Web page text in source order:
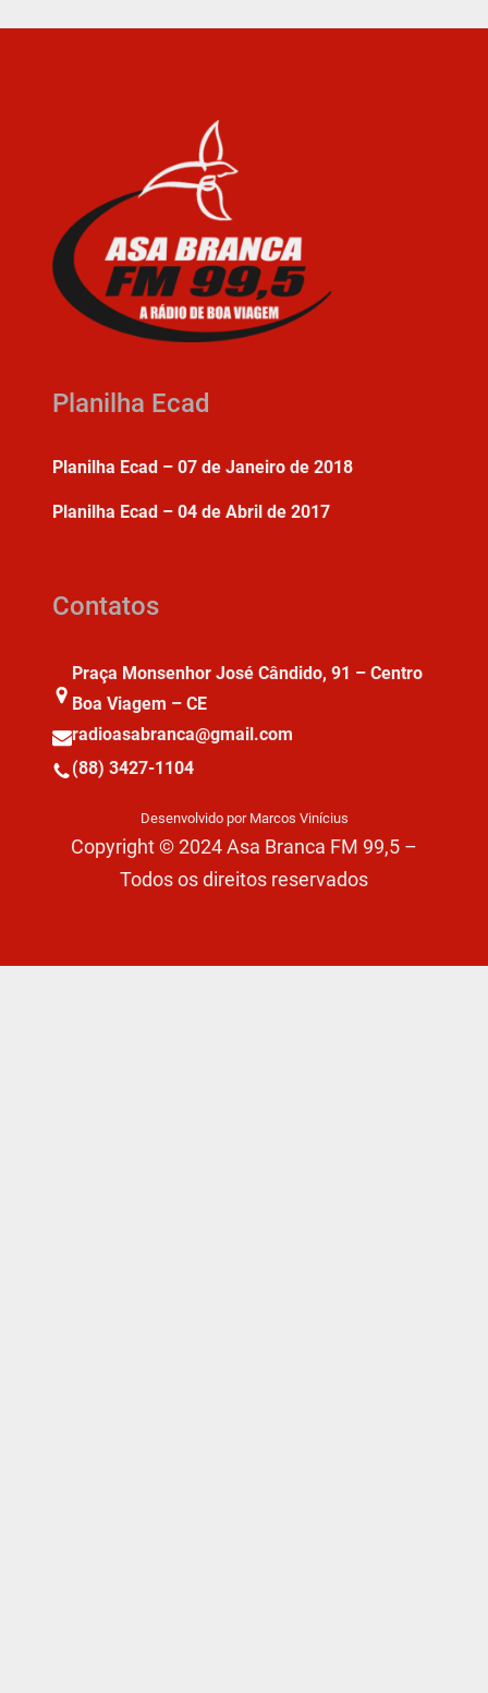
Planilha Ecad
Planilha Ecad – 07 de Janeiro de 2018
Planilha Ecad – 04 de Abril de 2017
Contatos
Praça Monsenhor José Cândido, 91 – Centro
Boa Viagem – CE
radioasabranca@gmail.com
(88) 3427-1104
Desenvolvido por Marcos Vinícius
Copyright © 2024 Asa Branca FM 99,5 –
Todos os direitos reservados